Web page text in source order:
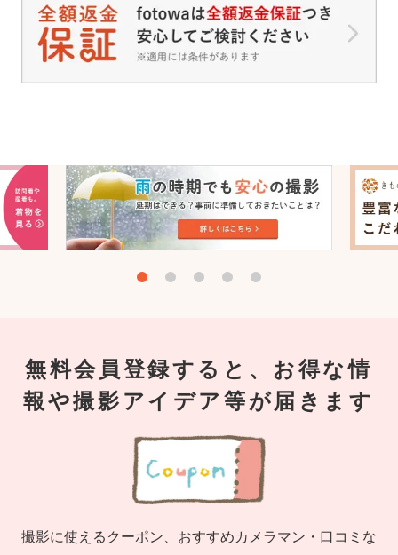
無料会員登録すると、お得な情
報や撮影アイデア等が届きます
撮影に使えるクーポン、おすすめカメラマン・口コミな